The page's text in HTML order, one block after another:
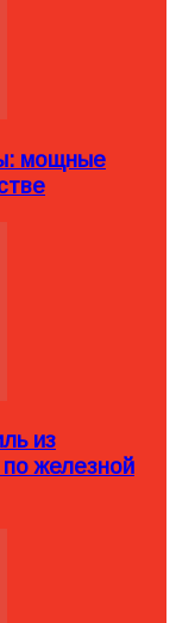
мощные
из
железной